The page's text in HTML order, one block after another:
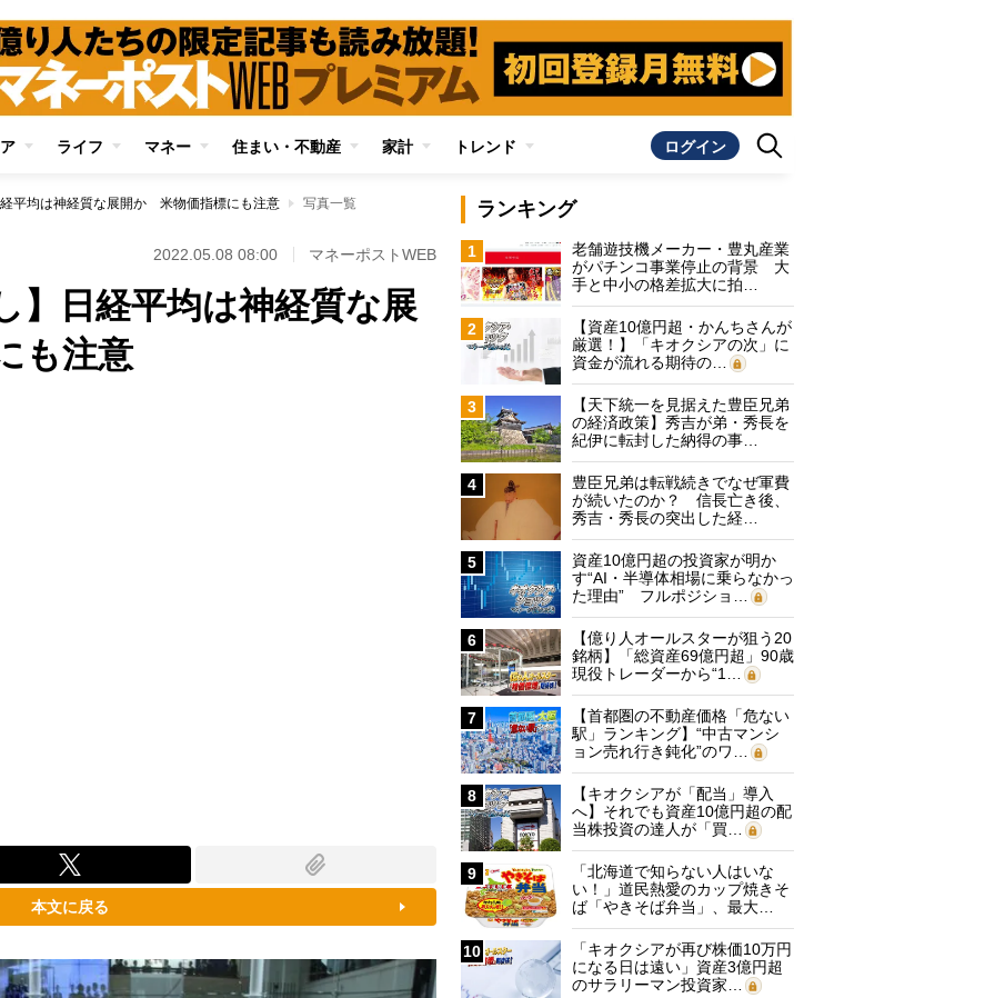
ライフ マネー 住まい・不動産 家計 トレンド ログイン
平均は神経質な展開か 米物価指標にも注意 写真一覧
2022.05.08 08:00 マネーポストWEB
】日経平均は神経質な展
も注意
本文に戻る
ランキング
1
老舗遊技機メーカー・豊丸産業
がパチンコ事業停止の背景 大
手と中小の格差拡大に拍…
2
【資産10億円超・かんちさんが
厳選！】「キオクシアの次」に
資金が流れる期待の…
3
【天下統一を見据えた豊臣兄弟
の経済政策】秀吉が弟・秀長を
紀伊に転封した納得の事…
4
豊臣兄弟は転戦続きでなぜ軍費
が続いたのか？ 信長亡き後、
秀吉・秀長の突出した経…
5
資産10億円超の投資家が明か
す“AI・半導体相場に乗らなかっ
た理由” フルポジショ…
6
【億り人オールスターが狙う20
銘柄】「総資産69億円超」90歳
現役トレーダーから“1…
7
【首都圏の不動産価格「危ない
駅」ランキング】“中古マンシ
ョン売れ行き鈍化”のワ…
8
【キオクシアが「配当」導入
へ】それでも資産10億円超の配
当株投資の達人が「買…
9
「北海道で知らない人はいな
い！」道民熱愛のカップ焼きそ
ば「やきそば弁当」、最大…
10
「キオクシアが再び株価10万円
になる日は遠い」資産3億円超
のサラリーマン投資家…